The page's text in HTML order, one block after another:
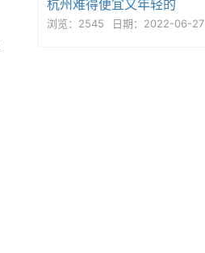
杭州难得便宜又年轻的
浏览：2545 日期：2022-06-27